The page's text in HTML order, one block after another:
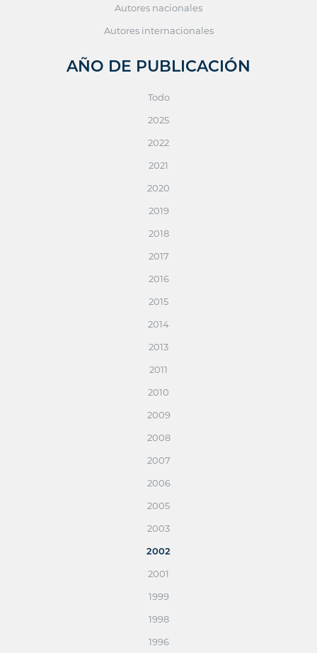
Autores nacionales
Autores internacionales
AÑO DE PUBLICACIÓN
Todo
2025
2022
2021
2020
2019
2018
2017
2016
2015
2014
2013
2011
2010
2009
2008
2007
2006
2005
2003
2002
2001
1999
1998
1996